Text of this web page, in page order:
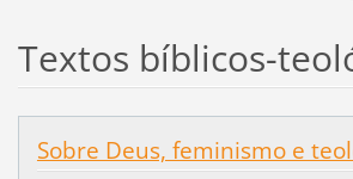
Textos bíblicos-
Sobre Deus, feminismo e